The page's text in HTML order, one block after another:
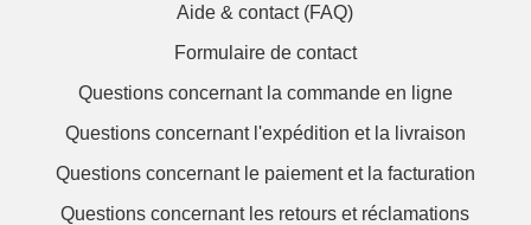
Aide & contact (FAQ)
Formulaire de contact
Questions concernant la commande en ligne
Questions concernant l'expédition et la livraison
Questions concernant le paiement et la facturation
Questions concernant les retours et réclamations